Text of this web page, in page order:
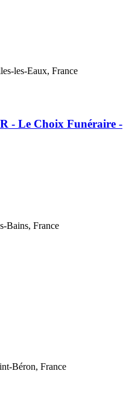
les-Eaux, France
- Le Choix Funéraire -
Bains, France
Béron, France